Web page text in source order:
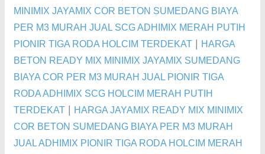
MINIMIX JAYAMIX COR BETON SUMEDANG BIAYA
PER M3 MURAH JUAL SCG ADHIMIX MERAH PUTIH
PIONIR TIGA RODA HOLCIM TERDEKAT
HARGA
BETON READY MIX MINIMIX JAYAMIX SUMEDANG
BIAYA COR PER M3 MURAH JUAL PIONIR TIGA
RODA ADHIMIX SCG HOLCIM MERAH PUTIH
TERDEKAT
HARGA JAYAMIX READY MIX MINIMIX
COR BETON SUMEDANG BIAYA PER M3 MURAH
JUAL ADHIMIX PIONIR TIGA RODA HOLCIM MERAH